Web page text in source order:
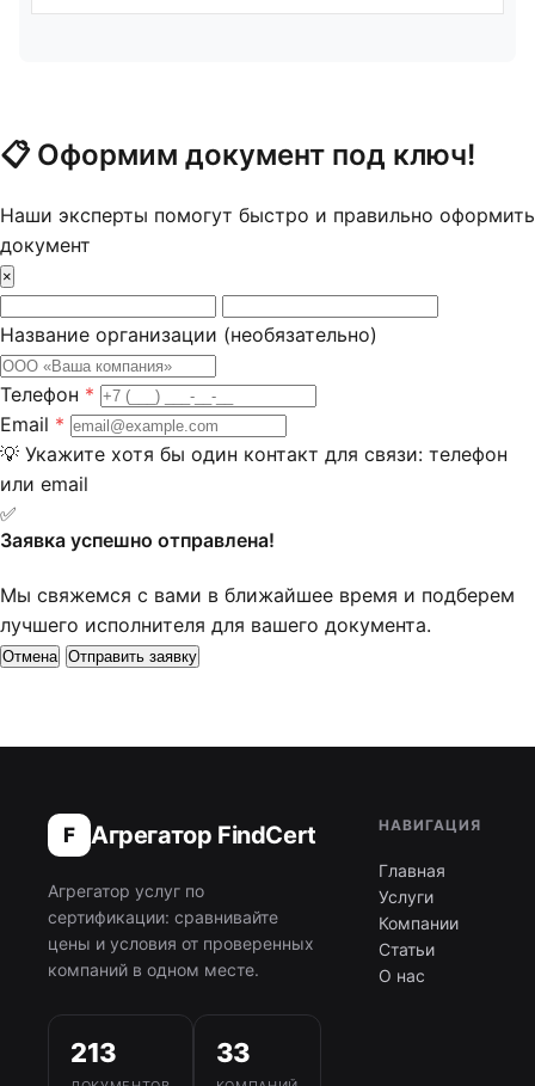
📋Оформим документ под ключ!
Наши эксперты помогут быстро и правильно оформить
документ
×
Название организации (необязательно)
Телефон *
Email *
💡 Укажите хотя бы один контакт для связи: телефон
или email
✅
Заявка успешно отправлена!
Мы свяжемся с вами в ближайшее время и подберем
лучшего исполнителя для вашего документа.
Отмена Отправить заявку
F Агрегатор FindCert
Агрегатор услуг по
сертификации: сравнивайте
цены и условия от проверенных
компаний в одном месте.
213 33
НАВИГАЦИЯ
Главная
Услуги
Компании
Статьи
О нас